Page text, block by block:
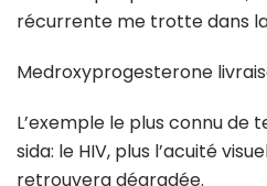
récurrente me trotte dans
Medroxyprogesterone
L’exemple le plus connu de
sida: le HIV, plus l’acuité
retrouvera dégradée.